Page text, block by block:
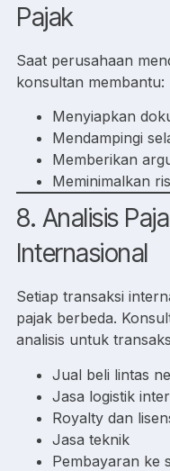
Pajak
Saat perusahaan
konsultan membantu:
Menyiapkan
Mendampingi
Memberikan
Meminimalkan
8. Analisis
Internasional
Setiap transaksi
pajak berbeda.
analisis untuk
Jual beli lintas
Jasa logistik
Royalty dan
Jasa teknik
Pembayaran ke